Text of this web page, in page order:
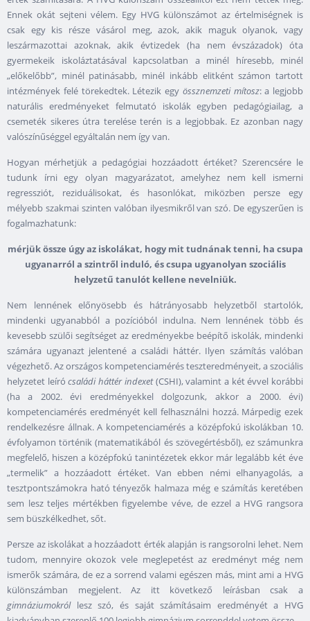
Ennek okát sejteni vélem. Egy HVG különszámot az értelmiségnek is
csak egy kis része vásárol meg, azok, akik maguk olyanok, vagy
leszármazottai azoknak, akik évtizedek (ha nem évszázadok) óta
gyermekeik iskoláztatásával kapcsolatban a minél híresebb, minél
„előkelőbb”, minél patinásabb, minél inkább elitként számon tartott
intézmények felé törekedtek. Létezik egy össznemzeti mítosz: a legjobb
naturális eredményeket felmutató iskolák egyben pedagógiailag, a
csemeték sikeres útra terelése terén is a legjobbak. Ez azonban nagy
valószínűséggel egyáltalán nem így van.
Hogyan mérhetjük a pedagógiai hozzáadott értéket? Szerencsére le
tudunk írni egy olyan magyarázatot, amelyhez nem kell ismerni
regressziót, reziduálisokat, és hasonlókat, miközben persze egy
mélyebb szakmai szinten valóban ilyesmikről van szó. De egyszerűen is
fogalmazhatunk:
mérjük össze úgy az iskolákat, hogy mit tudnának tenni, ha csupa
ugyanarról a szintről induló, és csupa ugyanolyan szociális
helyzetű tanulót kellene nevelniük.
Nem lennének előnyösebb és hátrányosabb helyzetből startolók,
mindenki ugyanabból a pozícióból indulna. Nem lennének több és
kevesebb szülői segítséget az eredményekbe beépítő iskolák, mindenki
számára ugyanazt jelentené a családi háttér. Ilyen számítás valóban
végezhető. Az országos kompetenciamérés teszteredményeit, a szociális
helyzetet leírócsaládi háttér indexet(CSHI), valamint a két évvel korábbi
(ha a 2002. évi eredményekkel dolgozunk, akkor a 2000. évi)
kompetenciamérés eredményét kell felhasználni hozzá. Márpedig ezek
rendelkezésre állnak. A kompetenciamérés a középfokú iskolákban 10.
évfolyamon történik (matematikából és szövegértésből), ez számunkra
megfelelő, hiszen a középfokú tanintézetek ekkor már legalább két éve
„termelik” a hozzáadott értéket. Van ebben némi elhanyagolás, a
tesztpontszámokra ható tényezők halmaza még e számítás keretében
sem lesz teljes mértékben figyelembe véve, de ezzel a HVG rangsora
sem büszkélkedhet, sőt.
Persze az iskolákat a hozzáadott érték alapján is rangsorolni lehet. Nem
tudom, mennyire okozok vele meglepetést az eredményt még nem
ismerők számára, de ez a sorrend valami egészen más, mint ami a HVG
különszámban megjelent. Az itt következő leírásban csak a
gimnáziumokróllesz szó, és saját számításaim eredményét a HVG